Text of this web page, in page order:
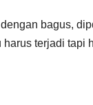
bagus,
terjadi tapi